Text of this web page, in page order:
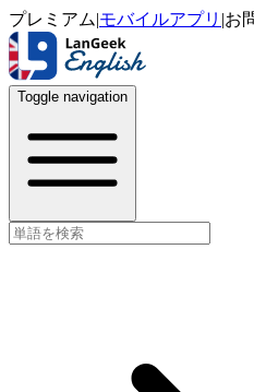
プレミアム|モバイルアプリ |お
Toggle navigation